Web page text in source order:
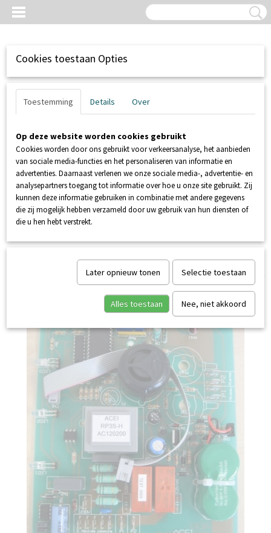
Inloggen Registreren
UW WINKELWAGEN
Printplaat Sanicubic Pro AC120200
Cookies toestaan Opties
Toestemming Details Over
Op deze website worden cookies gebruikt
Cookies worden door ons gebruikt voor verkeersanalyse, het aanbieden
van sociale media-functies en het personaliseren van informatie en
advertenties. Daarnaast verlenen we onze sociale media-, advertentie- en
analysepartners toegang tot informatie over hoe u onze site gebruikt. Zij
kunnen deze informatie gebruiken in combinatie met andere gegevens
die zij mogelijk hebben verzameld door uw gebruik van hun diensten of
die u hen hebt verstrekt.
Later opnieuw tonen Selectie toestaan
Alles toestaan Nee, niet akkoord